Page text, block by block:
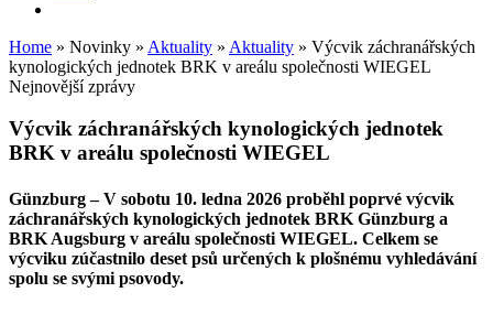
Home » Novinky » Aktuality » Aktuality » Výcvik záchranářských
kynologických jednotek BRK v areálu společnosti WIEGEL
Nejnovější zprávy
Výcvik záchranářských kynologických jednotek
BRK v areálu společnosti WIEGEL
Günzburg– V sobotu 10. ledna 2026 proběhl poprvé výcvik
záchranářských kynologických jednotek BRK Günzburg a
BRK Augsburg v areálu společnosti WIEGEL. Celkem se
výcviku zúčastnilo deset psů určených k plošnému vyhledávání
spolu se svými psovody.